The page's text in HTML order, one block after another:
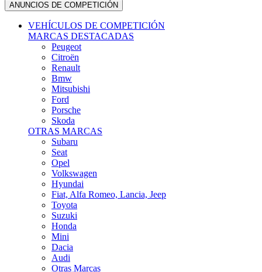
ANUNCIOS DE COMPETICIÓN
VEHÍCULOS DE COMPETICIÓN
MARCAS DESTACADAS
Peugeot
Citroën
Renault
Bmw
Mitsubishi
Ford
Porsche
Skoda
OTRAS MARCAS
Subaru
Seat
Opel
Volkswagen
Hyundai
Fiat, Alfa Romeo, Lancia, Jeep
Toyota
Suzuki
Honda
Mini
Dacia
Audi
Otras Marcas